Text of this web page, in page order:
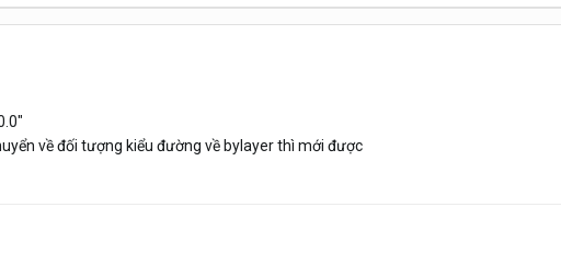
về đối tượng kiểu đường về bylayer thì mới được